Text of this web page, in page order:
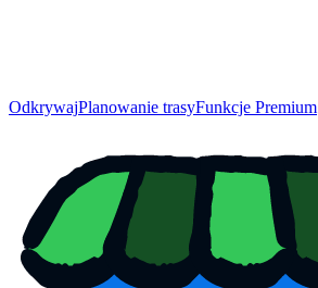
OdkrywajPlanowanie trasyFunkcje Premium